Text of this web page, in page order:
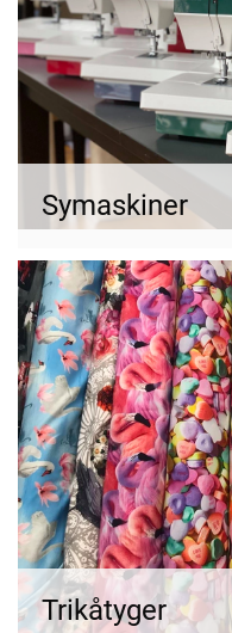
Symaskiner
Trikåtyger